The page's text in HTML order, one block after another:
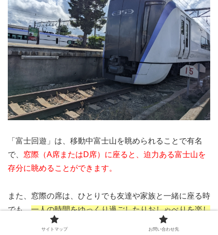
「富士回遊」は、移動中富士山を眺められることで有名
で、 窓際（A席またはD席）に座ると、迫力ある富士山を
存分に眺めることができます。
また、窓際の席は、ひとりでも友達や家族と一緒に座る時
でも、一人の時間をゆっくり過ごしたりおしゃべりを楽し
んだりするのに最適
サイトマップ お問い合わせ先